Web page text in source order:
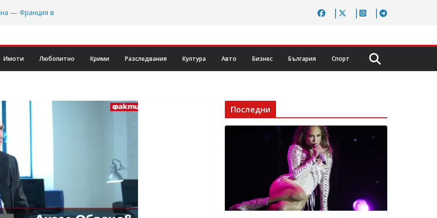
— Франция в
част от
2 на
Имоти Любопитно Крими Разследвания Култура Авто Бизнес България Спорт
Последни